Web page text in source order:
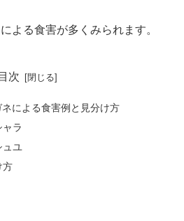
よる食害が多くみられます。
目次
による食害例と見分け方
ャラ
ュユ
方